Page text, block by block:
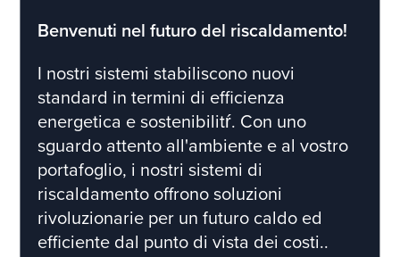
Benvenuti nel futuro del riscaldamento!
I nostri sistemi stabiliscono nuovi
standard in termini di efficienza
energetica e sostenibilitŕ. Con uno
sguardo attento all'ambiente e al vostro
portafoglio, i nostri sistemi di
riscaldamento offrono soluzioni
rivoluzionarie per un futuro caldo ed
efficiente dal punto di vista dei costi..